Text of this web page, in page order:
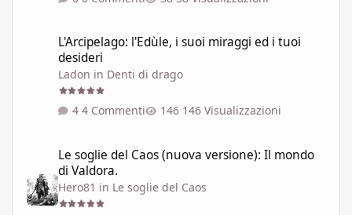
L'Arcipelago: l'Edùle, i suoi miraggi ed i tuoi
desideri
Ladon in Denti di drago
4 Commenti 146 Visualizzazioni
Le soglie del Caos (nuova versione): Il mondo
di Valdora.
Hero81 in Le soglie del Caos